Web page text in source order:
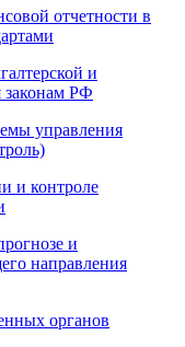
отчетности в
и
законам РФ
управления
и контроле
и
направления
органов